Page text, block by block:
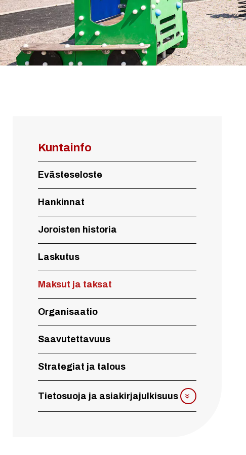
Kuntainfo
Evästeseloste
Hankinnat
Joroisten historia
Laskutus
Maksut ja taksat
Organisaatio
Saavutettavuus
Strategiat ja talous
Tietosuoja ja asiakirjajulkisuus